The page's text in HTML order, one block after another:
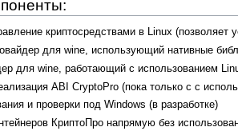
криптосредствами в Linux (позволяет
для wine, использующий нативные
для wine, работающий с использованием
ABI CryptoPro (пока только с с
и проверки под Windows (в разработке)
КриптоПро напрямую без